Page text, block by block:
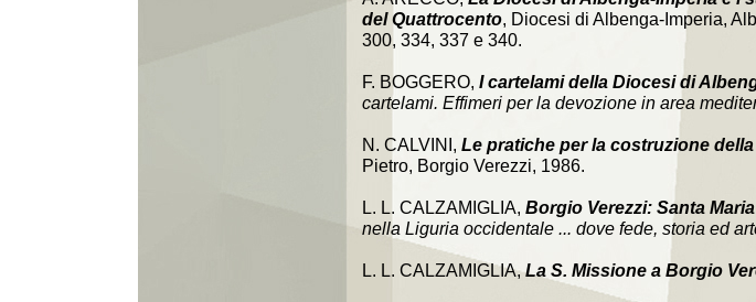
del Quattrocento, Diocesi di Albenga-Imperia,
300, 334, 337 e 340.
F. BOGGERO, I cartelami della Diocesi di
cartelami. Effimeri per la devozione in area
N. CALVINI, Le pratiche per la costruzione
Pietro, Borgio Verezzi, 1986.
L. L. CALZAMIGLIA, Borgio Verezzi: Santa
nella Liguria occidentale ... dove fede, storia ed
L. L. CALZAMIGLIA,La S. Missione a Borgio